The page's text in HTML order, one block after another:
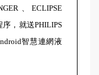
、ECLIPSE
序，就送PHILIPS
智慧連網液